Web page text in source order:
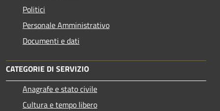
Politici
Personale Amministrativo
Documenti e dati
CATEGORIE DI SERVIZIO
Anagrafe e stato civile
Cultura e tempo libero